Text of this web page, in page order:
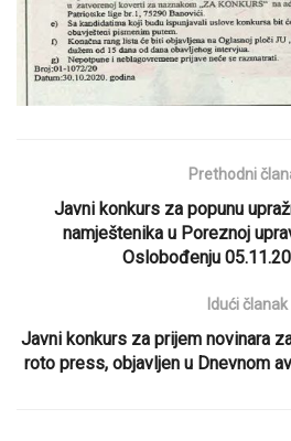
Prethodni
Javni konkurs za popunu
namještenika u Poreznoj
Oslobođenju
Idući članak
Javni konkurs za prijem novinara
roto press, objavljen u Dnevnom